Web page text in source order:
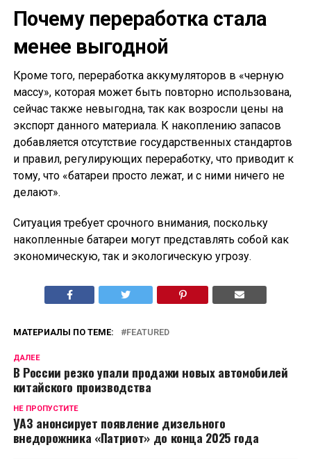
Почему переработка стала
менее выгодной
Кроме того, переработка аккумуляторов в «черную
массу», которая может быть повторно использована,
сейчас также невыгодна, так как возросли цены на
экспорт данного материала. К накоплению запасов
добавляется отсутствие государственных стандартов
и правил, регулирующих переработку, что приводит к
тому, что «батареи просто лежат, и с ними ничего не
делают».
Ситуация требует срочного внимания, поскольку
накопленные батареи могут представлять собой как
экономическую, так и экологическую угрозу.
МАТЕРИАЛЫ ПО ТЕМЕ: FEATURED
ДАЛЕЕ
В России резко упали продажи новых автомобилей
китайского производства
НЕ ПРОПУСТИТЕ
УАЗ анонсирует появление дизельного
внедорожника «Патриот» до конца 2025 года